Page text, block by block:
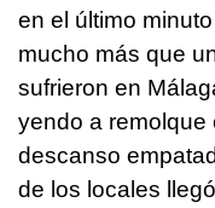
en el último
mucho más que
sufrieron en
yendo a remolque
descanso
de los locales